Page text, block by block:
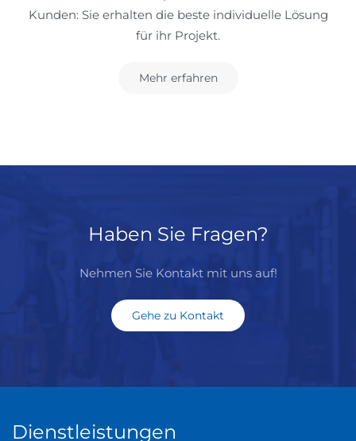
Kunden: Sie erhalten die beste individuelle Lösung
für ihr Projekt.
Mehr erfahren
Haben Sie Fragen?
Nehmen Sie Kontakt mit uns auf!
Gehe zu Kontakt
Dienstleistungen